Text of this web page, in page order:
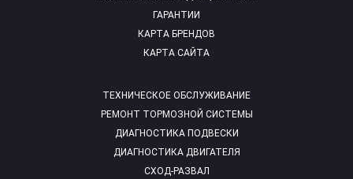
ТЕХНИЧЕСКОЕ ОБСЛУЖИВАНИЕ
РЕМОНТ ТОРМОЗНОЙ СИСТЕМЫ
ДИАГНОСТИКА ПОДВЕСКИ
ДИАГНОСТИКА ДВИГАТЕЛЯ
СХОД-РАЗВАЛ
ГАРАНТИИ
КАРТА БРЕНДОВ
КАРТА САЙТА